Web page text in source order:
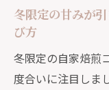
冬限定の甘みが
び方
冬限定の自家焙煎
度合いに注目しま